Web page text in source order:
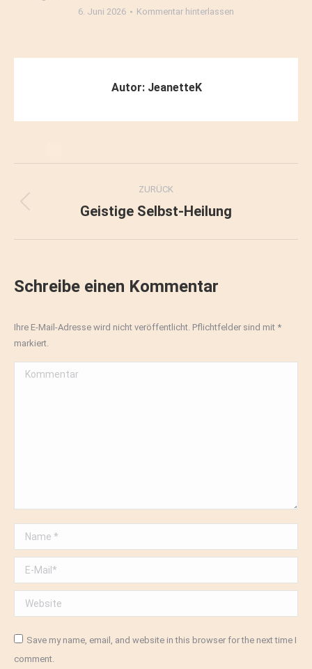
6. Juni 2026
Kommentar hinterlassen
Autor: JeanetteK
Kommentarnavigation
ZURÜCK
Vorheriger
Geistige Selbst-Heilung
Schreibe einen Kommentar
Ihre E-Mail-Adresse wird nicht veröffentlicht. Pflichtfelder sind mit *
markiert.
Kommentar
Name *
E-Mail *
Website
Save my name, email, and website in this browser for the next time I
comment.